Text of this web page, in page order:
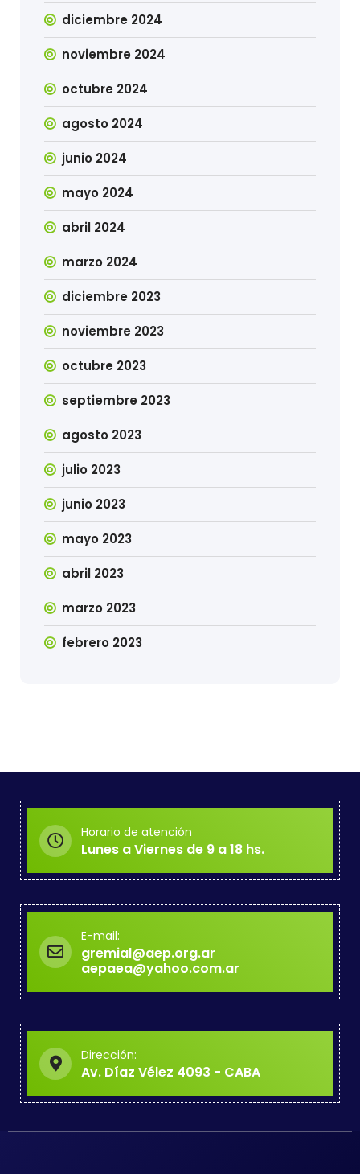
diciembre 2024
noviembre 2024
octubre 2024
agosto 2024
junio 2024
mayo 2024
abril 2024
marzo 2024
diciembre 2023
noviembre 2023
octubre 2023
septiembre 2023
agosto 2023
julio 2023
junio 2023
mayo 2023
abril 2023
marzo 2023
febrero 2023
Horario de atención
Lunes a Viernes de 9 a 18 hs.
E-mail:
gremial@aep.org.ar
aepaea@yahoo.com.ar
Dirección:
Av. Díaz Vélez 4093 - CABA